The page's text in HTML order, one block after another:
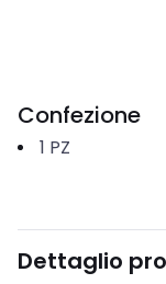
Confezione
1 PZ
Dettaglio